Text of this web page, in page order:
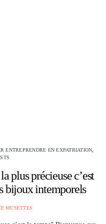
ENTREPRENDRE EN EXPATRIATION
plus précieuse c’est
bijoux intemporels
MUSETTES